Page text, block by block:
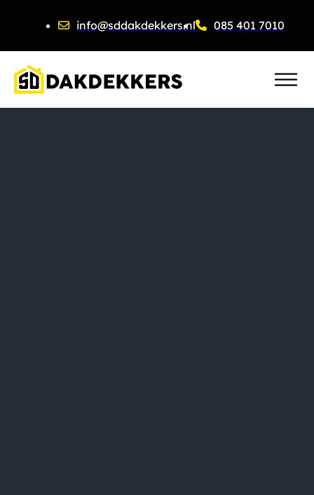
info@sddakdekkers.nl 085 401 7010